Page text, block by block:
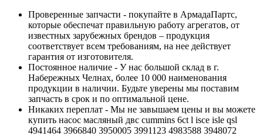
Проверенные запчасти - покупайте в АрмадаПартс,
которые обеспечат правильную работу агрегатов, от
известных зарубежных брендов – продукция
соответствует всем требованиям, на нее действует
гарантия от изготовителя.
Постоянное наличие - У нас большой склад в г.
Набережных Челнах, более 10 000 наименования
продукции в наличии. Будьте уверены мы поставим
запчасть в срок и по оптимальной цене.
Никаких переплат - Мы не завышаем цены и вы можете
купить насос масляный двс cummins 6ct l isce isle qsl
4941464 3966840 3950005 3991123 4983588 3948072